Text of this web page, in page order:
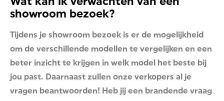
showroom bezoek?
Tijdens je showroom bezoek is er de mogelijkheid
om de verschillende modellen te vergelijken en een
beter inzicht te krijgen in welk model het beste bij
jou past. Daarnaast zullen onze verkopers al je
vragen beantwoorden! Heb jij een brandende vraag